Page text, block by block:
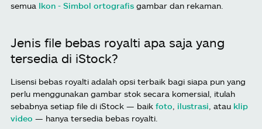
semua Ikon - Simbol ortografis gambar dan rekaman.
Jenis file bebas royalti apa saja yang
tersedia di iStock?
Lisensi bebas royalti adalah opsi terbaik bagi siapa pun yang
perlu menggunakan gambar stok secara komersial, itulah
sebabnya setiap file di iStock — baik foto ilustrasi , atau klip
video — hanya tersedia bebas royalti.